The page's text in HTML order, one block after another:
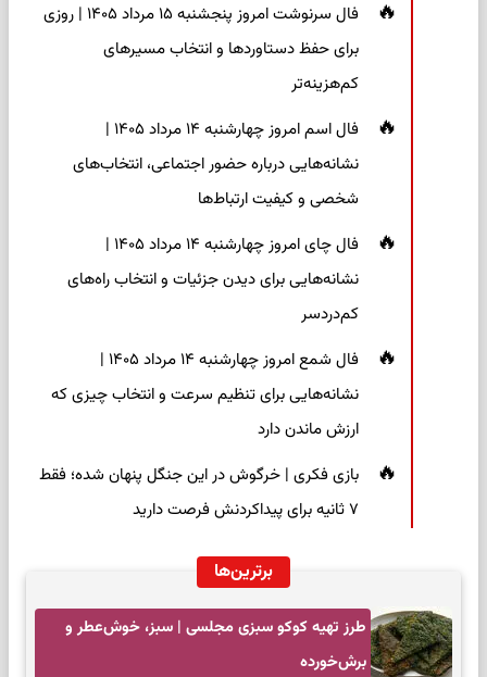
فال سرنوشت امروز پنجشنبه ۱۵ مرداد ۱۴۰۵ | روزی
برای حفظ دستاوردها و انتخاب مسیرهای
کم‌هزینه‌تر
فال اسم امروز چهارشنبه ۱۴ مرداد ۱۴۰۵ |
نشانه‌هایی درباره حضور اجتماعی، انتخاب‌های
شخصی و کیفیت ارتباط‌ها
فال چای امروز چهارشنبه ۱۴ مرداد ۱۴۰۵ |
نشانه‌هایی برای دیدن جزئیات و انتخاب راه‌های
کم‌دردسر
فال شمع امروز چهارشنبه ۱۴ مرداد ۱۴۰۵ |
نشانه‌هایی برای تنظیم سرعت و انتخاب چیزی که
ارزش ماندن دارد
بازی فکری | خرگوش در این جنگل پنهان شده؛ فقط
۷ ثانیه برای پیداکردنش فرصت دارید
برترین‌ها
طرز تهیه کوکو سبزی مجلسی | سبز، خوش‌عطر و
برش‌خورده